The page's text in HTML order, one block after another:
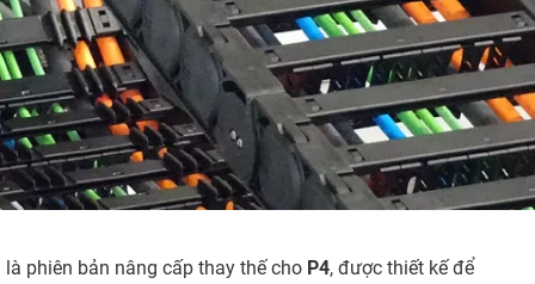
là phiên bản nâng cấp thay thế cho P4, được thiết kế để